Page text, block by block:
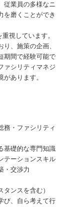
従業員の多様なニ
を磨くことができ
視しています。
、施策の企画、
期間で経験可能で
ァシリティマネジ
あります。
務・ファシリティ
基礎的な専門知識
テーションスキル
・交渉力
ンスを含む）
び、自ら考えて行